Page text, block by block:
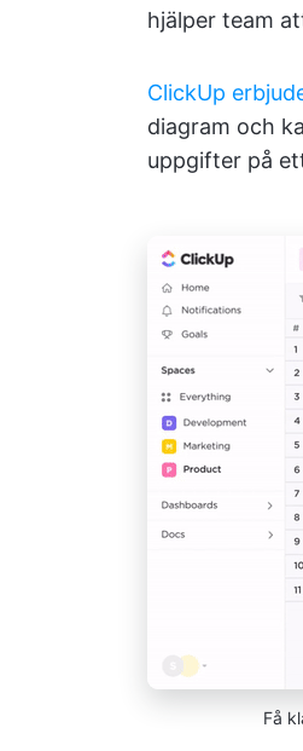
hjälper team
ClickUp
diagram och
uppgifter på
Få